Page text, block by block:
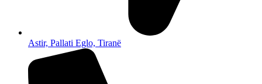
Astir, Pallati Eglo, Tiranë